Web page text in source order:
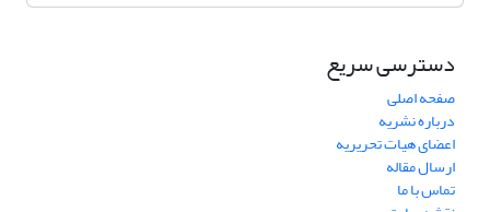
دسترسی سریع
صفحه اصلی
درباره نشریه
اعضای هیات تحریریه
ارسال مقاله
تماس با ما